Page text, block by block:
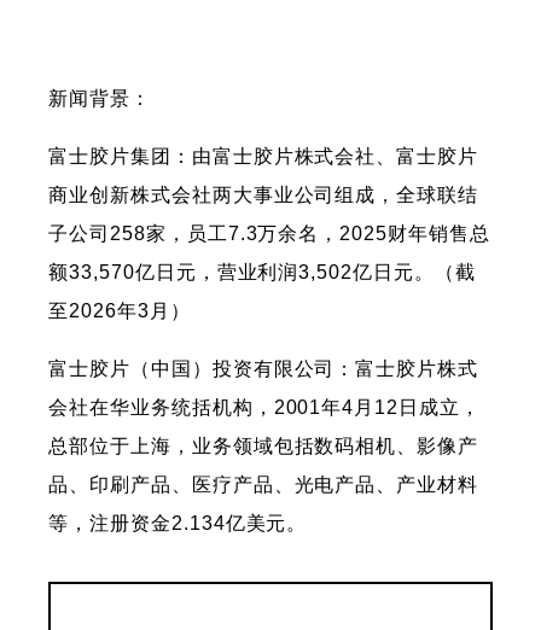
新闻背景：
富士胶片集团：由富士胶片株式会社、富士胶片
商业创新株式会社两大事业公司组成，全球联结
子公司258家，员工7.3万余名，2025财年销售总
额33,570亿日元，营业利润3,502亿日元。（截
至2026年3月）
富士胶片（中国）投资有限公司：富士胶片株式
会社在华业务统括机构，2001年4月12日成立，
总部位于上海，业务领域包括数码相机、影像产
品、印刷产品、医疗产品、光电产品、产业材料
等，注册资金2.134亿美元。